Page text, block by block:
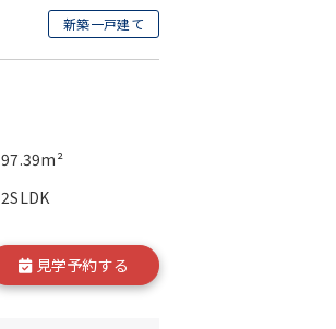
新築一戸建て
97.39m²
2SLDK
見学予約する